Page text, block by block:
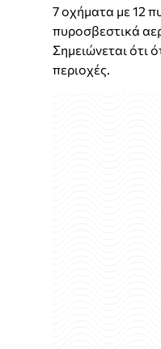
7 οχήματα με 12
πυροσβεστικά
Σημειώνεται ότι
περιοχές.